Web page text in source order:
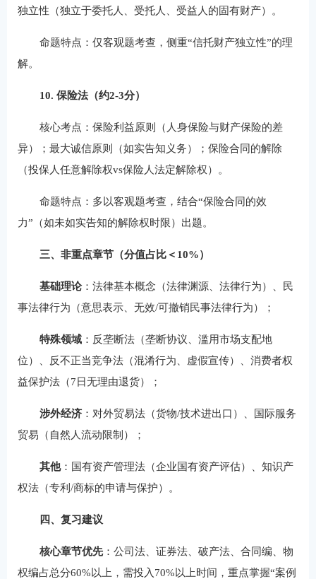
独立性（独立于委托人、受托人、受益人的固有财产）。
命题特点：仅客观题考查，侧重“信托财产独立性”的理
解。
10. 保险法（约2-3分）
核心考点：保险利益原则（人身保险与财产保险的差
异）；最大诚信原则（如实告知义务）；保险合同的解除
（投保人任意解除权vs保险人法定解除权）。
命题特点：多以客观题考查，结合“保险合同的效
力”（如未如实告知的解除权时限）出题。
三、非重点章节（分值占比＜10%）
基础理论：法律基本概念（法律渊源、法律行为）、民
事法律行为（意思表示、无效/可撤销民事法律行为）；
特殊领域：反垄断法（垄断协议、滥用市场支配地
位）、反不正当竞争法（混淆行为、虚假宣传）、消费者权
益保护法（7日无理由退货）；
涉外经济：对外贸易法（货物/技术进出口）、国际服务
贸易（自然人流动限制）；
其他：国有资产管理法（企业国有资产评估）、知识产
权法（专利/商标的申请与保护）。
四、复习建议
核心章节优先：公司法、证券法、破产法、合同编、物
权编占总分60%以上，需投入70%以上时间，重点掌握“案例